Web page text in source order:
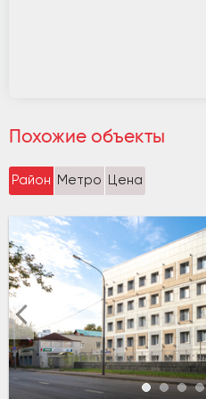
Похожие объекты
Район Метро Цена